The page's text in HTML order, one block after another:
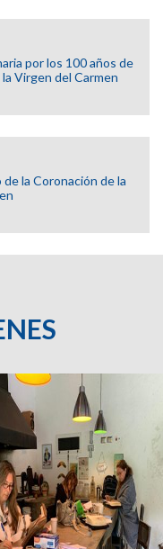
por los 100 años de
Virgen del Carmen
la Coronación de la